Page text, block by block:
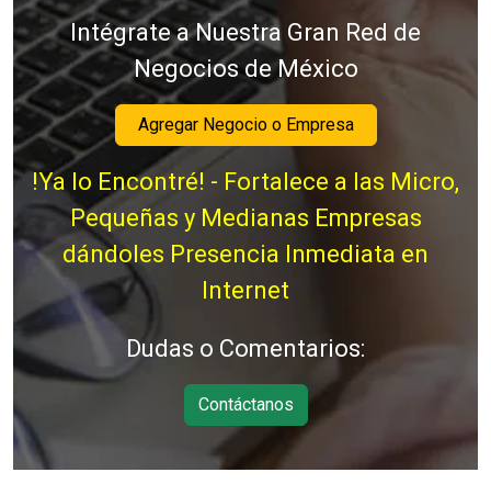
Intégrate a Nuestra Gran Red de
Negocios de México
Agregar Negocio o Empresa
!Ya lo Encontré! - Fortalece a las Micro,
Pequeñas y Medianas Empresas
dándoles Presencia Inmediata en
Internet
Dudas o Comentarios:
Contáctanos